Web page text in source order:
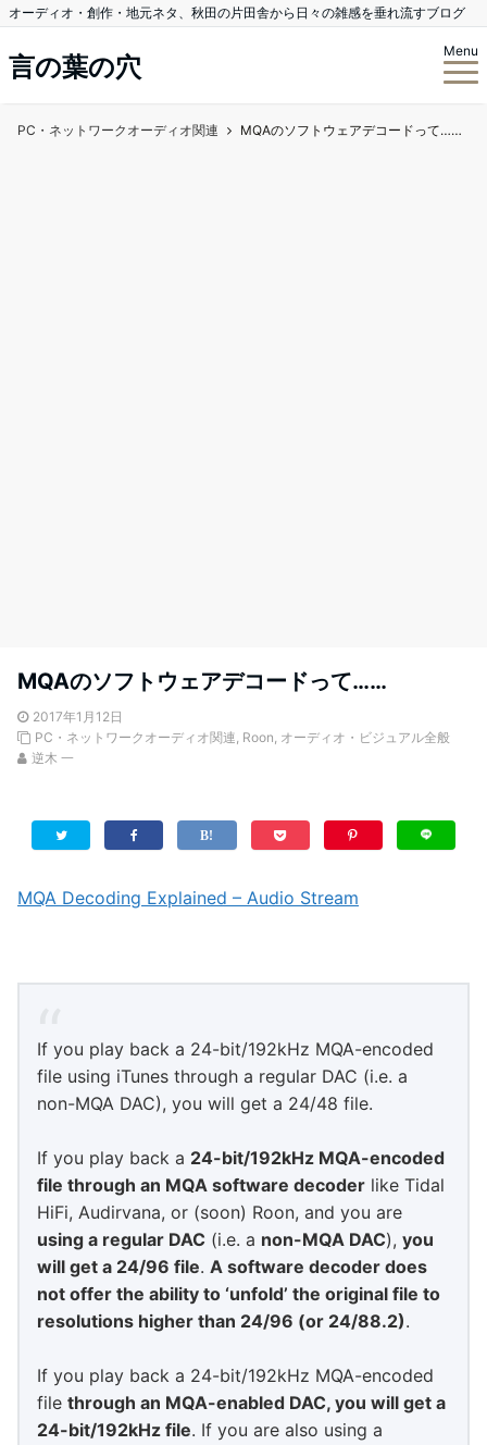
オーディオ・創作・地元ネタ、秋田の片田舎から日々の雑感を垂れ流すブログ
言の葉の穴
Menu
PC・ネットワークオーディオ関連 MQAのソフトウェアデコードって……
MQAのソフトウェアデコードって……
2017年1月12日
PC・ネットワークオーディオ関連, Roon, オーディオ・ビジュアル全般
逆木 一
MQA Decoding Explained – Audio Stream
If you play back a 24-bit/192kHz MQA-encoded
file using iTunes through a regular DAC (i.e. a
non-MQA DAC), you will get a 24/48 file.
If you play back a 24-bit/192kHz MQA-encoded
file through an MQA software decoder like Tidal
HiFi, Audirvana, or (soon) Roon, and you are
using a regular DAC (i.e. a non-MQA DAC), you
will get a 24/96 file. A software decoder does
not offer the ability to ‘unfold’ the original file to
resolutions higher than 24/96 (or 24/88.2).
If you play back a 24-bit/192kHz MQA-encoded
file through an MQA-enabled DAC, you will get a
24-bit/192kHz file. If you are also using a